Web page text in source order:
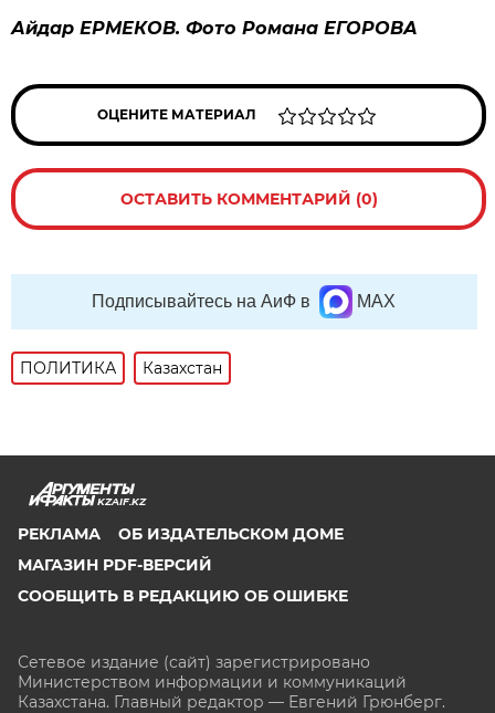
Айдар ЕРМЕКОВ. Фото Романа ЕГОРОВА
ОЦЕНИТЕ МАТЕРИАЛ
ОСТАВИТЬ КОММЕНТАРИЙ (0)
Подписывайтесь на АиФ в MAX
ПОЛИТИКА Казахстан
KZAIF.KZ
РЕКЛАМА
ОБ ИЗДАТЕЛЬСКОМ ДОМЕ
МАГАЗИН PDF-ВЕРСИЙ
СООБЩИТЬ В РЕДАКЦИЮ ОБ ОШИБКЕ
Сетевое издание (сайт) зарегистрировано
Министерством информации и коммуникаций
Казахстана. Главный редактор — Евгений Грюнберг.